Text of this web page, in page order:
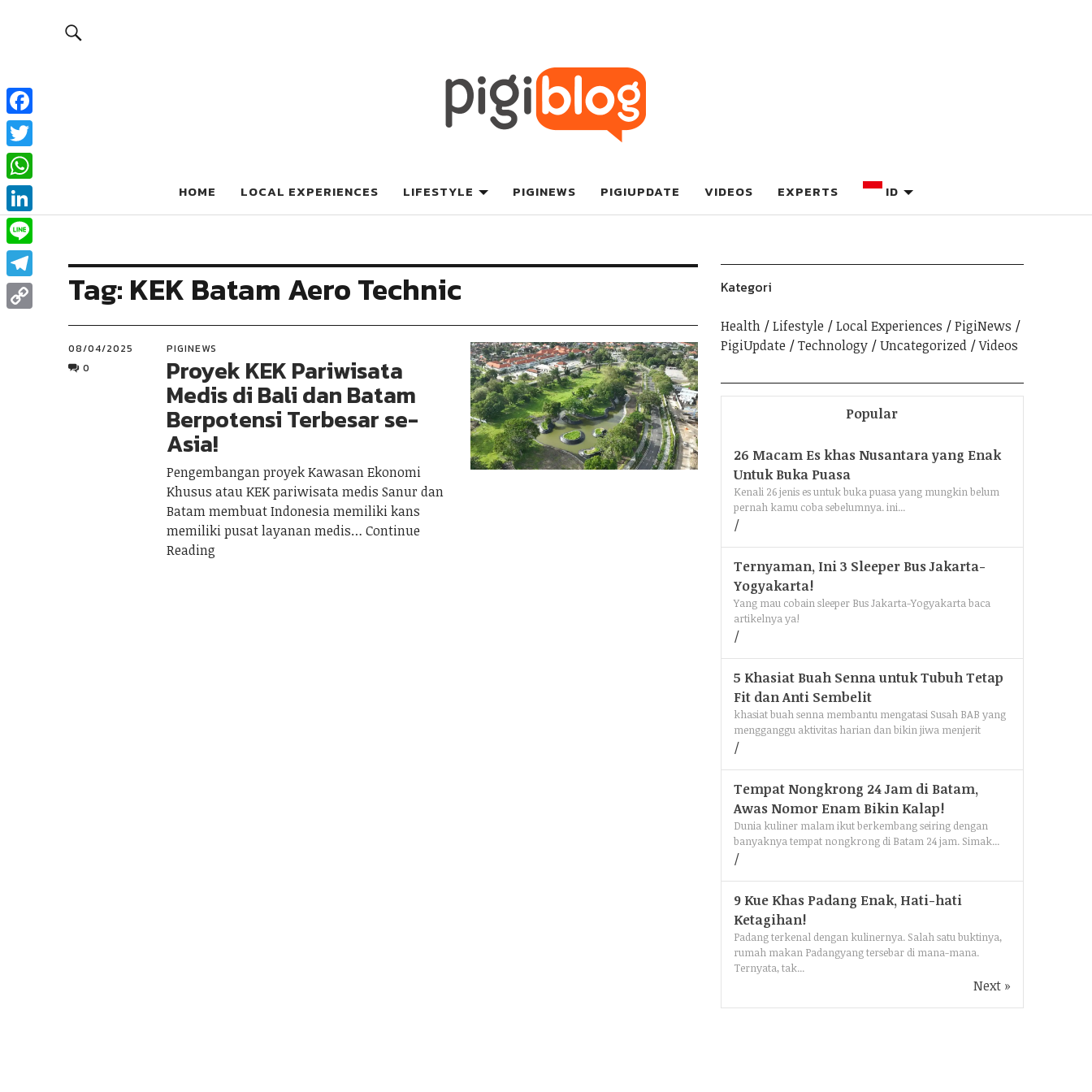
HOME LOCAL EXPERIENCES LIFESTYLE PIGINEWS PIGIUPDATE VIDEOS EXPERTS ID
Tag: KEK Batam Aero Technic
08/04/2025
0
PIGINEWS
Proyek KEK Pariwisata
Medis di Bali dan Batam
Berpotensi Terbesar se-
Asia!
Pengembangan proyek Kawasan Ekonomi
Khusus atau KEK pariwisata medis Sanur dan
Batam membuat Indonesia memiliki kans
memiliki pusat layanan medis
Continue
Reading
Kategori
Health Lifestyle Local Experiences
PigiNews
PigiUpdate
Technology Uncategorized Videos
Popular
26 Macam Es khas Nusantara yang Enak
Untuk Buka Puasa
Kenali 26 jenis es untuk buka puasa yang mungkin belum
pernah kamu coba sebelumnya. ini...
Ternyaman, Ini 3 Sleeper Bus Jakarta-
Yogyakarta!
Yang mau cobain sleeper Bus Jakarta-Yogyakarta baca
artikelnya ya!
5 Khasiat Buah Senna untuk Tubuh Tetap
Fit dan Anti Sembelit
khasiat buah senna membantu mengatasi Susah BAB yang
mengganggu aktivitas harian dan bikin jiwa menjerit
Tempat Nongkrong 24 Jam di Batam,
Awas Nomor Enam Bikin Kalap!
Dunia kuliner malam ikut berkembang seiring dengan
banyaknya tempat nongkrong di Batam 24 jam. Simak...
9 Kue Khas Padang Enak, Hati-hati
Ketagihan!
Padang terkenal dengan kulinernya. Salah satu buktinya,
rumah makan Padangyang tersebar di mana-mana.
Ternyata, tak...
Next »
Facebook
Twitter
WhatsApp
LinkedIn
Line
Telegram